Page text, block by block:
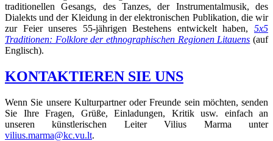
traditionellen Gesangs, des Tanzes, der Instrumentalmusik, des
Dialekts und der Kleidung in der elektronischen Publikation, die wir
zur Feier unseres 55-jährigen Bestehens entwickelt haben, 5x5
Traditionen: Folklore der ethnographischen Regionen Litauens (auf
Englisch).
KONTAKTIEREN SIE UNS
Wenn Sie unsere Kulturpartner oder Freunde sein möchten, senden
Sie Ihre Fragen, Grüße, Einladungen, Kritik usw. einfach an
unseren künstlerischen Leiter Vilius Marma unter
vilius.marma@kc.vu.lt.